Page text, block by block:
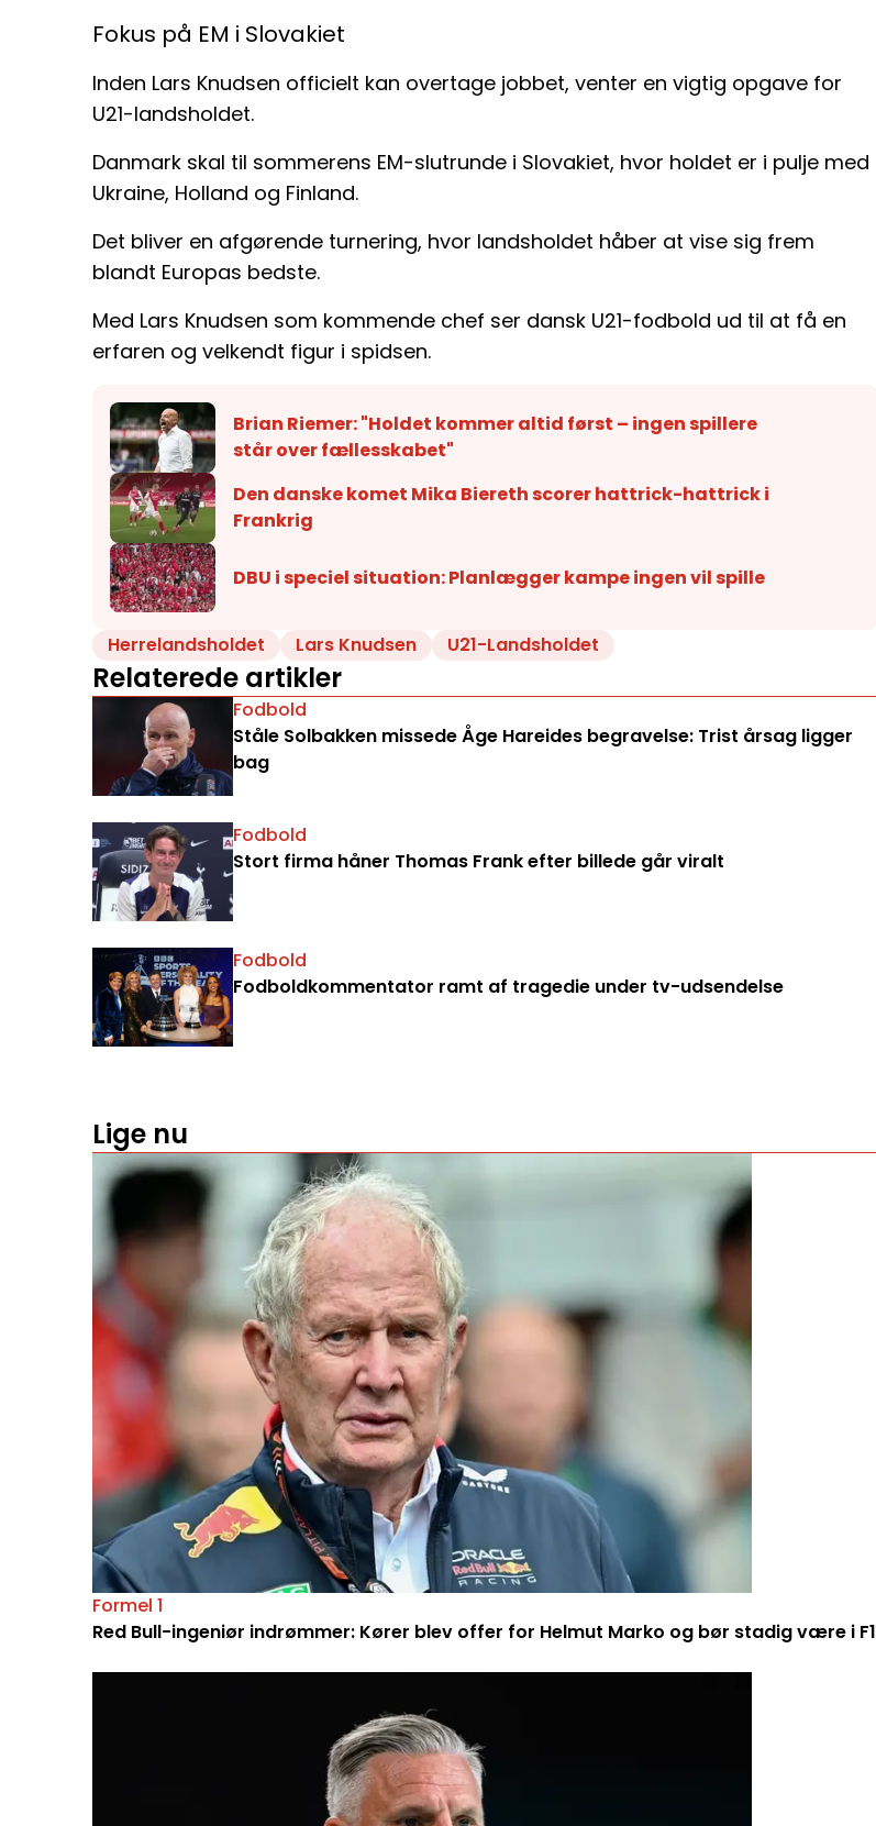
Fokus på EM i Slovakiet
Inden Lars Knudsen officielt kan overtage jobbet, venter en vigtig opgave for
U21-landsholdet.
Danmark skal til sommerens EM-slutrunde i Slovakiet, hvor holdet er i pulje med
Ukraine, Holland og Finland.
Det bliver en afgørende turnering, hvor landsholdet håber at vise sig frem
blandt Europas bedste.
Med Lars Knudsen som kommende chef ser dansk U21-fodbold ud til at få en
erfaren og velkendt figur i spidsen.
Brian Riemer: "Holdet kommer altid først – ingen spillere
står over fællesskabet"
Den danske komet Mika Biereth scorer hattrick-hattrick i
Frankrig
DBU i speciel situation: Planlægger kampe ingen vil spille
Herrelandsholdet Lars Knudsen U21-Landsholdet
Relaterede artikler
Fodbold
Ståle Solbakken missede Åge Hareides begravelse: Trist årsag ligger
bag
Fodbold
Stort firma håner Thomas Frank efter billede går viralt
Fodbold
Fodboldkommentator ramt af tragedie under tv-udsendelse
Lige nu
Formel 1
Red Bull-ingeniør indrømmer: Kører blev offer for Helmut Marko og bør stadig være i F1